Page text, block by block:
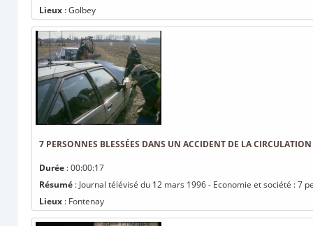
Lieux : Golbey
7 PERSONNES BLESSÉES DANS UN ACCIDENT DE LA CIRCULATION
Durée : 00:00:17
Résumé : Journal télévisé du 12 mars 1996 - Economie et société : 7
Lieux : Fontenay